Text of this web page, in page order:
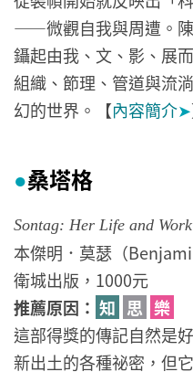
——微觀自我與周遭。
鑷起由我、文、影、展
組織、節理、管道與流
幻的世界。【內容簡介➤
●桑塔格
Sontag: Her Life and Work
本傑明．莫瑟（
衛城出版，1000元
推薦原因： 知 思 樂
這部得獎的傳記自然是
新出土的各種祕密，但